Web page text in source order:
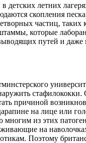
летних
скопления
частиц,
которые
путей и
стафилококки.
причиной
на лице или
многим из этих
на
Поэтому